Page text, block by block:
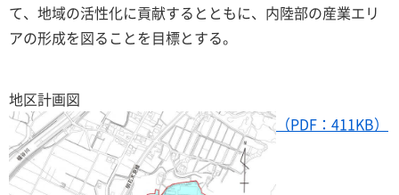
て、地域の活性化に貢献するとともに、内陸部の産業エリ
アの形成を図ることを目標とする。
地区計画図
（PDF：411KB）